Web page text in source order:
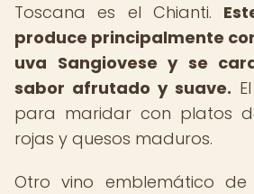
Toscana es el Chianti.
produce principalmente
uva Sangiovese y se
sabor afrutado y suave.
para maridar con platos
rojas y quesos maduros.
Otro vino emblemático